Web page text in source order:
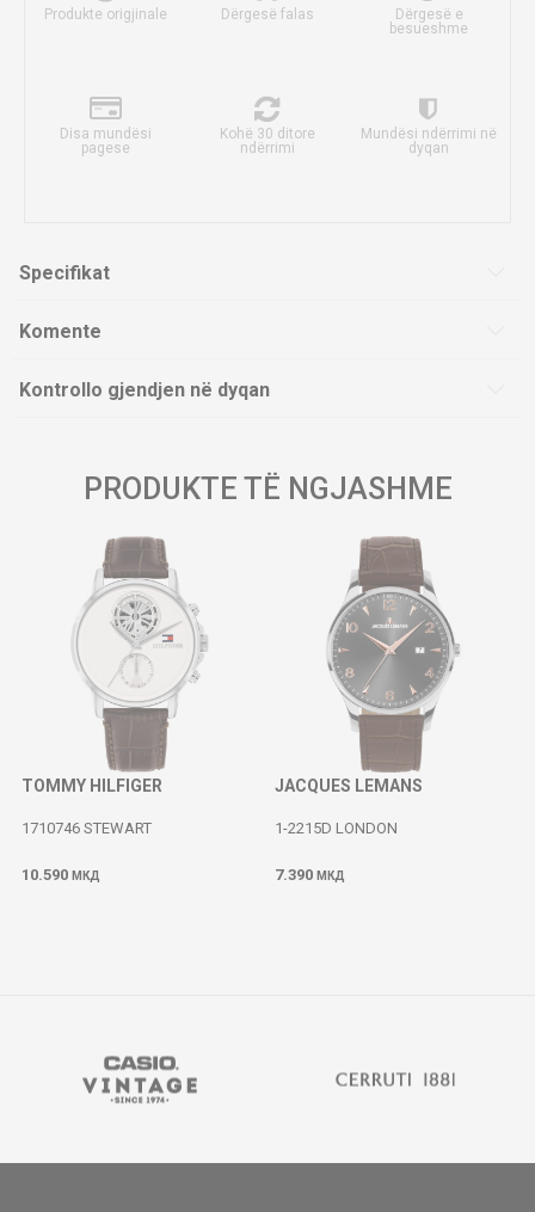
Produkte origjinale Dërgesë falas
Dërgesë e
besueshme
Disa mundësi
pagese
Kohë 30 ditore
ndërrimi
Mundësi ndërrimi në
dyqan
Specifikat
Komente
Kontrollo gjendjen në dyqan
PRODUKTE TË NGJASHME
TOMMY HILFIGER
1710746 STEWART
10.590 МКД
JACQUES LEMANS
1-2215D LONDON
7.390 МКД